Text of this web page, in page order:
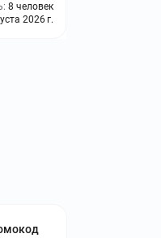
8 человек
2026 г.